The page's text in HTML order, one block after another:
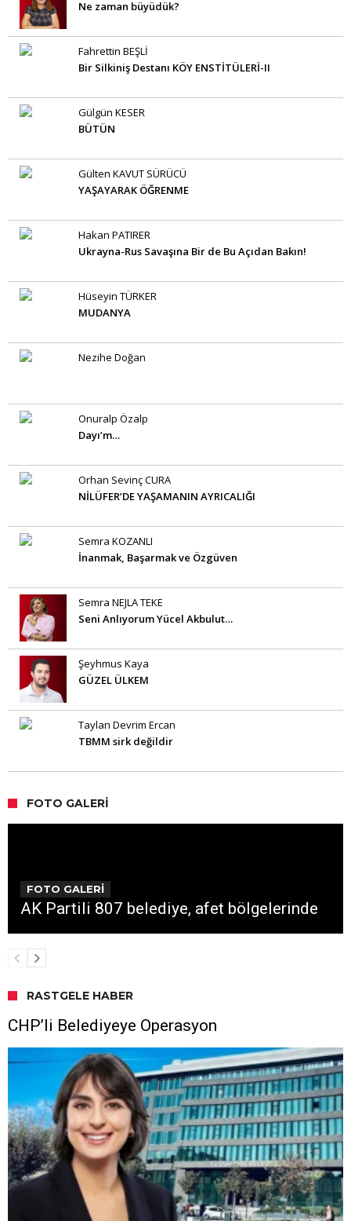
Ne zaman büyüdük?
Fahrettin BEŞLİ
Bir Silkiniş Destanı KÖY ENSTİTÜLERİ-II
Gülgün KESER
BÜTÜN
Gülten KAVUT SÜRÜCÜ
YAŞAYARAK ÖĞRENME
Hakan PATIRER
Ukrayna-Rus Savaşına Bir de Bu Açıdan Bakın!
Hüseyin TÜRKER
MUDANYA
Nezihe Doğan
Onuralp Özalp
Dayı’m…
Orhan Sevinç CURA
NİLÜFER’DE YAŞAMANIN AYRICALIĞI
Semra KOZANLI
İnanmak, Başarmak ve Özgüven
Semra NEJLA TEKE
Seni Anlıyorum Yücel Akbulut…
Şeyhmus Kaya
GÜZEL ÜLKEM
Taylan Devrim Ercan
TBMM sirk değildir
FOTO GALERI
FOTO GALERİ
AK Partili 807 belediye, afet bölgelerinde
RASTGELE HABER
CHP’li Belediyeye Operasyon